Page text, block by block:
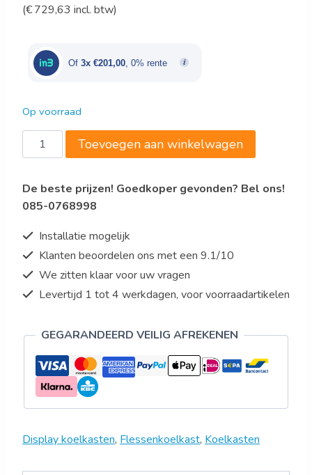
prijs
€1.005,00.€603,00.
(€729,63 incl. btw)
Of 3x €201,00 , 0% rente
Op voorraad
Saro
Flessenkoelkast
glasdeur
-
balk
-
LED
-
GTK
aantal
Toevoegen aan winkelwagen
De beste prijzen! Goedkoper gevonden? Bel ons!
085-0768998
Installatie mogelijk
Klanten beoordelen ons met een 9.1/10
We zitten klaar voor uw vragen
Levertijd 1 tot 4 werkdagen, voor voorraadartikelen
GEGARANDEERD VEILIG AFREKENEN
Display koelkasten, Flessenkoelkast, Koelkasten